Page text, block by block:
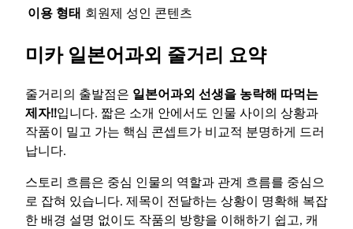
이용 형태 회원제 성인 콘텐츠
미카 일본어과외 줄거리 요약
줄거리의 출발점은 일본어과외 선생을 농락해 따먹는
제자!!입니다. 짧은 소개 안에서도 인물 사이의 상황과
작품이 밀고 가는 핵심 콘셉트가 비교적 분명하게 드러
납니다.
스토리 흐름은 중심 인물의 역할과 관계 흐름를 중심으
로 잡혀 있습니다. 제목이 전달하는 상황이 명확해 복잡
한 배경 설명 없이도 작품의 방향을 이해하기 쉽고, 캐